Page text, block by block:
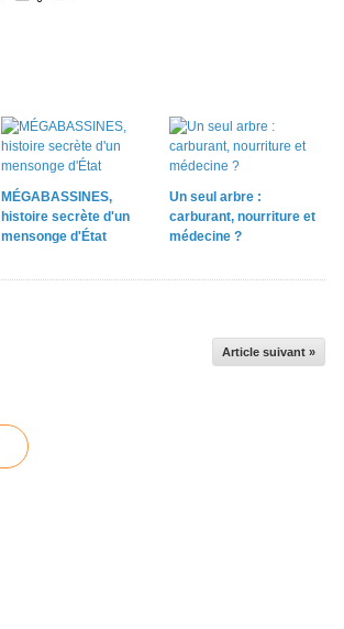
MÉGABASSINES,
histoire secrète d'un
mensonge d'État
Un seul arbre :
carburant, nourriture et
médecine ?
Article suivant »